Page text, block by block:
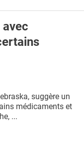
avec
suggère un
médicaments et
...